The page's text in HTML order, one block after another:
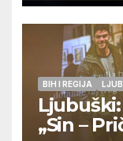
BIH I REGIJA
„Sin –